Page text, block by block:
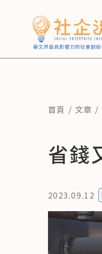
首頁 文章
省錢
2023.09.12